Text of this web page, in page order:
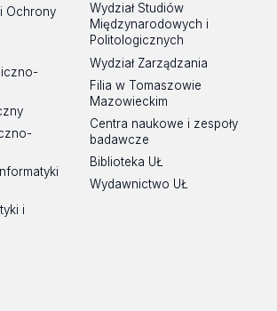
Ochrony
i
Wydział Studiów
Międzynarodowych i
Politologicznych
Wydział Zarządzania
Filia w Tomaszowie
Mazowieckim
Centra naukowe i zespoły
badawcze
Biblioteka UŁ
Wydawnictwo UŁ